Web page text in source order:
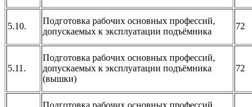
5.10.
Подготовка рабочих основных профессий,
допускаемых к эксплуатации подъёмника
72
5.11.
Подготовка рабочих основных профессий,
допускаемых к эксплуатации подъёмника
(вышки)
72
Подготовка рабочих основных профессий,